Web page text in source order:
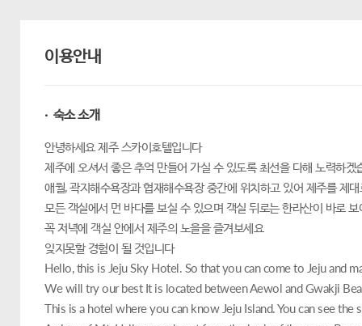
이용안내
· 숙소 소개
안녕하세요 제주 스카이호텔입니다
제주에 오셔서 좋은 추억 만들어 가실 수 있도록 최선을 다해 노력하겠
애월, 곽지해수욕장과 협재해수욕장 중간에 위치하고 있어 제주를 제
모든 객실에서 먼 바다를 보실 수 있으며 객실 뒤로는 한라산이 바로
꼭 저녁에 객실 안에서 제주의 노을을 즐겨보세요
잊지못할 경험이 될 것입니다
Hello, this is Jeju Sky Hotel. So that you can come to Jeju and
We will try our best It is located between Aewol and Gwakji
This is a hotel where you can know Jeju Island. You can see the